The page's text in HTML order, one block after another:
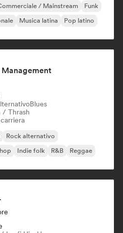
/ Mainstream
Funk
Musica latina Pop latino
Management
Blues
/ Thrash
Rock alternativo
Indie folk R&B Reggae